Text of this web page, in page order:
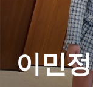
이민정